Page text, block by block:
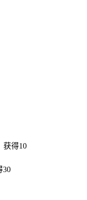
获得10
30